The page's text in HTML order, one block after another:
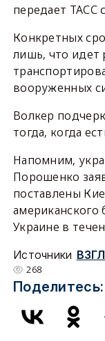
передает ТАСС
Конкретных
лишь, что идет
вооруженных
Волкер
тогда, когда
Напомним,
Порошенко
поставлены
Украине в
Источники
268
Поделитесь: